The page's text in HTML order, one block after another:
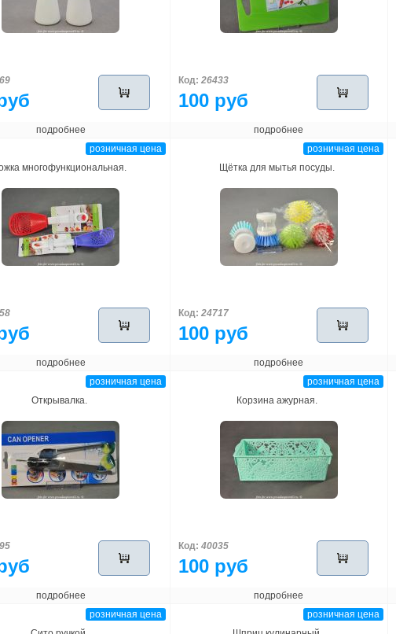
подробнее
Код: 26433
100 руб
подробнее
розничная цена
многофункциональная.
подробнее
розничная цена
Щётка для мытья посуды.
Код: 24717
100 руб
подробнее
розничная цена
Открывалка.
подробнее
розничная цена
Корзина ажурная.
Код: 40035
100 руб
подробнее
розничная цена
розничная цена